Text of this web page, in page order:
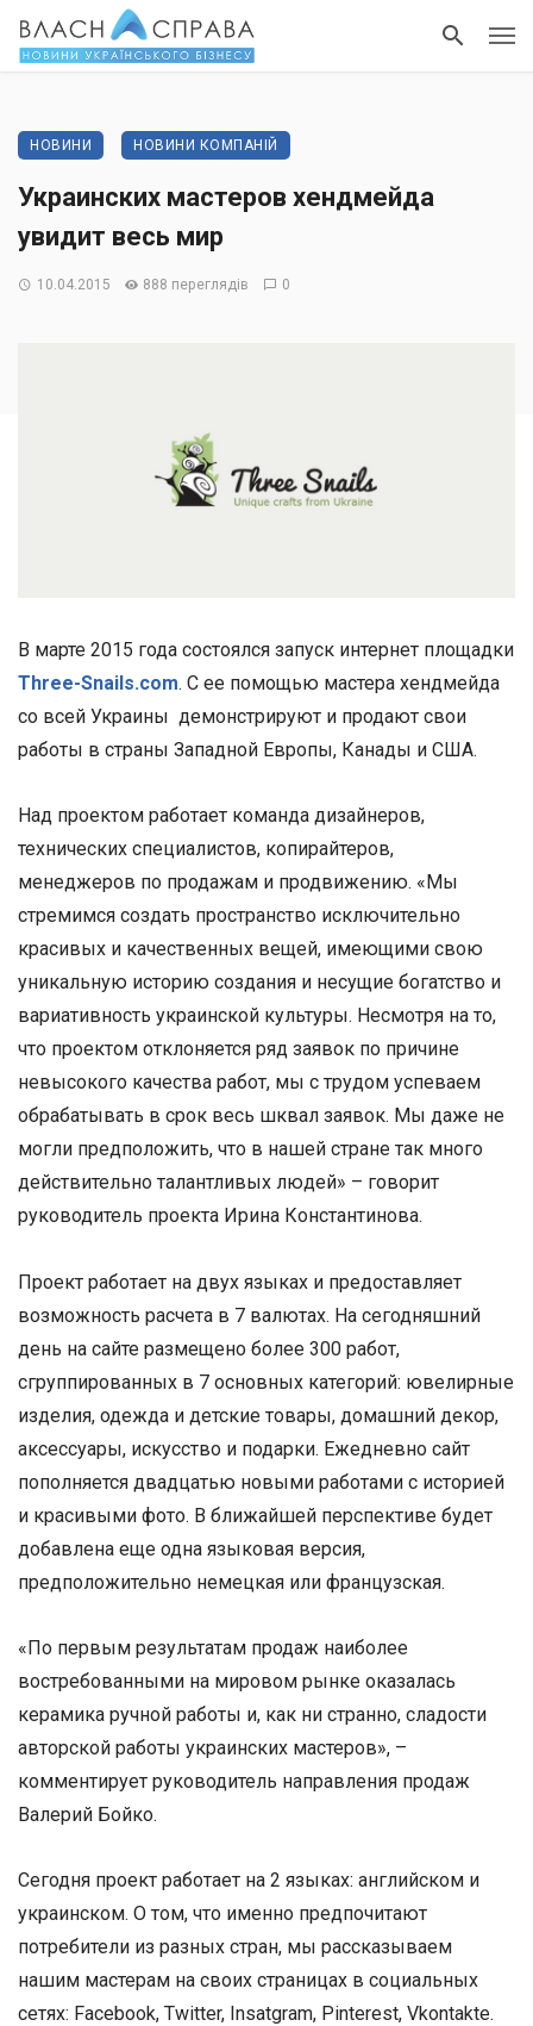
НОВИНИ НОВИНИ КОМПАНІЙ
Украинских мастеров хендмейда
увидит весь мир
10.04.2015 888 переглядів 0
В марте 2015 года состоялся запуск интернет площадки
Three-Snails.com. С ее помощью мастера хендмейда
со всей Украины демонстрируют и продают свои
работы в страны Западной Европы, Канады и США.
Над проектом работает команда дизайнеров,
технических специалистов, копирайтеров,
менеджеров по продажам и продвижению. «Мы
стремимся создать пространство исключительно
красивых и качественных вещей, имеющими свою
уникальную историю создания и несущие богатство и
вариативность украинской культуры. Несмотря на то,
что проектом отклоняется ряд заявок по причине
невысокого качества работ, мы с трудом успеваем
обрабатывать в срок весь шквал заявок. Мы даже не
могли предположить, что в нашей стране так много
действительно талантливых людей» – говорит
руководитель проекта Ирина Константинова.
Проект работает на двух языках и предоставляет
возможность расчета в 7 валютах. На сегодняшний
день на сайте размещено более 300 работ,
сгруппированных в 7 основных категорий: ювелирные
изделия, одежда и детские товары, домашний декор,
аксессуары, искусство и подарки. Ежедневно сайт
пополняется двадцатью новыми работами с историей
и красивыми фото. В ближайшей перспективе будет
добавлена еще одна языковая версия,
предположительно немецкая или французская.
«По первым результатам продаж наиболее
востребованными на мировом рынке оказалась
керамика ручной работы и, как ни странно, сладости
авторской работы украинских мастеров», –
комментирует руководитель направления продаж
Валерий Бойко.
Сегодня проект работает на 2 языках: английском и
украинском. О том, что именно предпочитают
потребители из разных стран, мы рассказываем
нашим мастерам на своих страницах в социальных
сетях: Facebook, Twitter, Insatgram, Pinterest, Vkontakte.